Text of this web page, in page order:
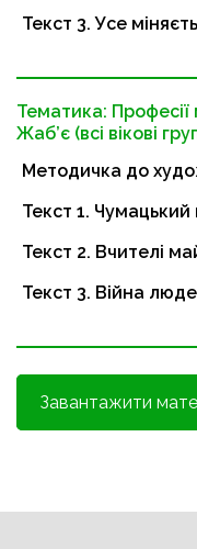
Текст 3. Усе
Тематика:
Жаб’є (всі вікові
Методичка до
Текст 1.
Текст 2. Вчителі
Текст 3. Війна
Завантажити